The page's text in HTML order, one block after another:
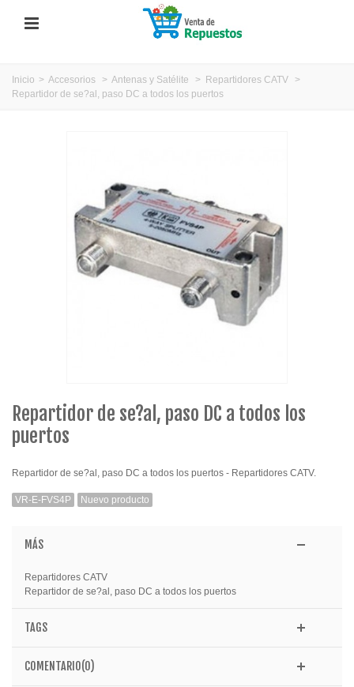
Inicio > Accesorios > Antenas y Satélite > Repartidores CATV
>
Repartidor de se?al, paso DC a todos los puertos
Repartidor de se?al, paso DC a todos los
puertos
Repartidor de se?al, paso DC a todos los puertos - Repartidores CATV.
VR-E-FVS4P Nuevo producto
MÁS
Repartidores CATV
Repartidor de se?al, paso DC a todos los puertos
TAGS
COMENTARIO(0)